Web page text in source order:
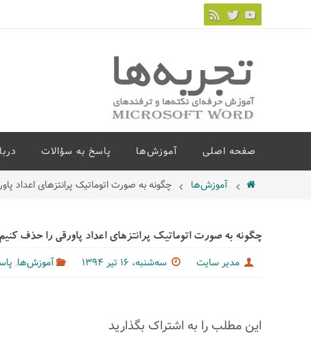
صفحه اصلی آموزش‌ها پاسخ به سؤالات
آموزش‌ها چگونه به صورت اتوماتیک پرانتزهای اعداد
چگونه به صورت اتوماتیک پرانتزهای اعداد پاورقی را حذف
مدیر سایت سه‌شنبه، ۱۶ تیر ۱۳۹۴ آموزش‌ها,
این مطلب را به اشتراک بگذارید